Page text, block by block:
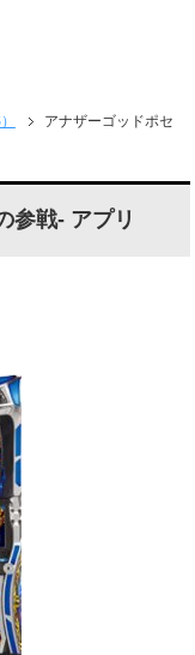
アナザーゴッドポセ
参戦- アプリ